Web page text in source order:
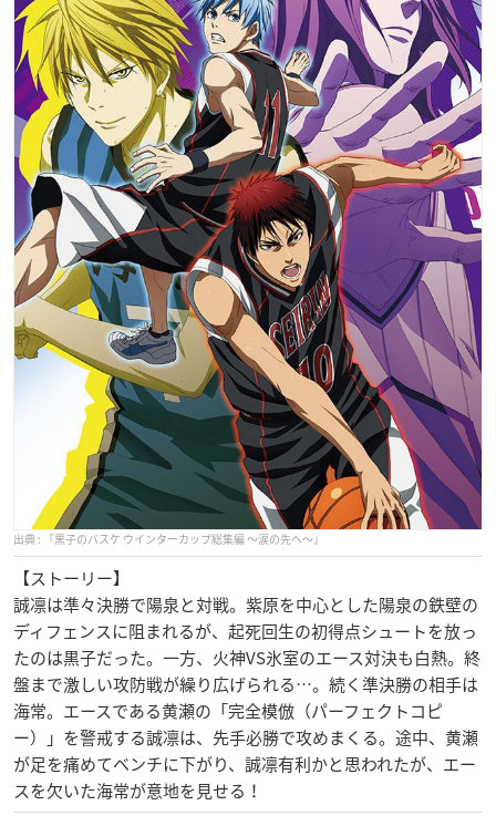
『黒子のバスケ ウインターカップ総集編 ～涙の先へ～』
【ストーリー】
誠凛は準々決勝で陽泉と対戦。紫原を中心とした陽泉の鉄壁の
ディフェンスに阻まれるが、起死回生の初得点シュートを放っ
たのは黒子だった。一方、火神VS氷室のエース対決も白熱。終
盤まで激しい攻防戦が繰り広げられる…。続く準決勝の相手は
海常。エースである黄瀬の「完全模倣（パーフェクトコピ
ー）」を警戒する誠凛は、先手必勝で攻めまくる。途中、黄瀬
が足を痛めてベンチに下がり、誠凛有利かと思われたが、エー
スを欠いた海常が意地を見せる！